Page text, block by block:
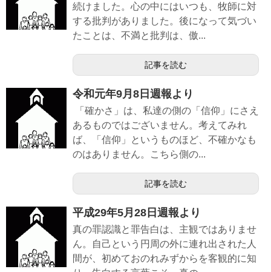
続けました。心の中にはいつも、牧師に対
する批判がありました。後になって気づい
たことは、不満と批判は、傲...
記事を読む
令和元年9月8日週報より
「確かさ」は、私達の側の「信仰」にさえ
あるものではございません。考えてみれ
ば、「信仰」というものほど、不確かなも
のはありません。こちら側の...
記事を読む
平成29年5月28日週報より
真の罪認識と罪告白は、主観ではありませ
ん。自己という円周の外に連れ出された人
間が、初めておのれみずからを客観的に知